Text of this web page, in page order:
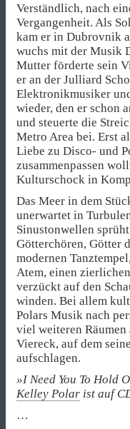
Verständlich, nach
Vergangenheit. Als
kam er in Dubrovnik
wuchs mit der Musik
Mutter förderte sein
er an der Julliard
Elektronikmusiker
wieder, den er schon
und steuerte die
Metro Area bei. Erst
Liebe zu Disco- und
zusammenpassen
Kulturschock in
Das Meer in dem
unerwartet in
Sinustonwellen
Götterchören, Götter
modernen
Atem, einen
verzückt auf den
winden. Bei allem
Polars Musik nach
viel weiteren
Viereck, auf dem
aufschlagen.
»I Need You To Hold
Kelley Polar ist auf
…